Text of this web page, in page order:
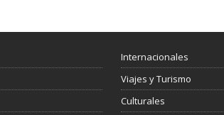
Internacionales
Viajes y Turismo
Culturales